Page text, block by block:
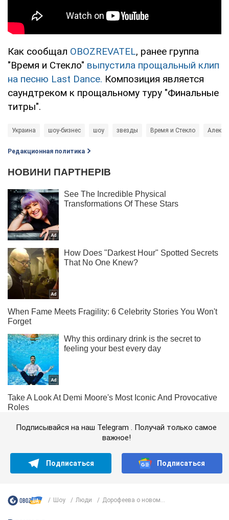
Как сообщал OBOZREVATEL, ранее группа
"Время и Стекло" выпустила прощальный клип
на песню Last Dance. Композиция является
саундтреком к прощальному туру "Финальные
титры".
Украина шоу-бизнес шоу звезды Время и Стекло
Редакционная политика
Подписывайся на наш Telegram . Получай только самое
важное!
Подписаться Подписаться
Шоу Люди Дорофеева о новом...